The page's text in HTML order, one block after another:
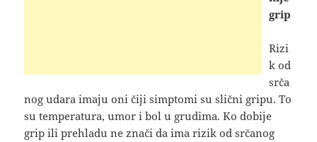
grip
Rizi
k od
srča
nog udara imaju oni čiji simptomi su slični gripu. To
su temperatura, umor i bol u grudima. Ko dobije
grip ili prehladu ne znači da ima rizik od srčanog